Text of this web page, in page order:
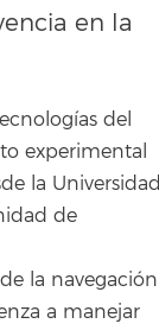
en la
del
experimental
la Universidad
de
la navegación
a manejar